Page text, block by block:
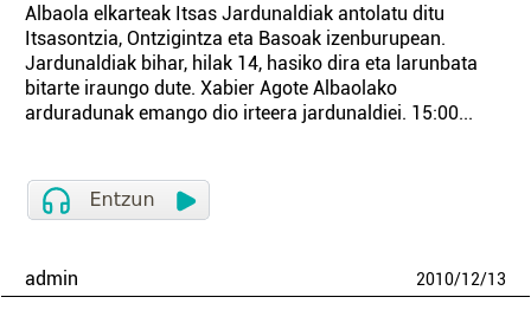
Albaola elkarteak Itsas Jardunaldiak antolatu ditu
Itsasontzia, Ontzigintza eta Basoak izenburupean.
Jardunaldiak bihar, hilak 14, hasiko dira eta larunbata
bitarte iraungo dute. Xabier Agote Albaolako
arduradunak emango dio irteera jardunaldiei. 15:00...
admin 2010/12/13